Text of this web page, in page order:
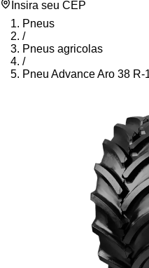
Insira seu CEP
Pneus
/
Pneus agricolas
/
Pneu Advance Aro 38